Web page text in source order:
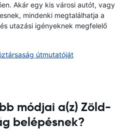
Akár egy kis városi autót, vagy
mindenki megtalálhatja a
utazási igényeknek megfelelő
útmutatóját
módjai a(z) Zöld-
belépésnek?